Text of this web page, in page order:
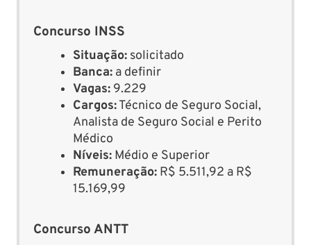
Concurso INSS
Situação: solicitado
Banca: a definir
Vagas: 9.229
Cargos:Técnico de Seguro Social,
Analista de Seguro Social e Perito
Médico
Níveis: Médio e Superior
Remuneração: R$ 5.511,92 a R$
15.169,99
Concurso ANTT